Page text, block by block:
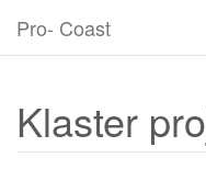
Pro- Coast
Klaster